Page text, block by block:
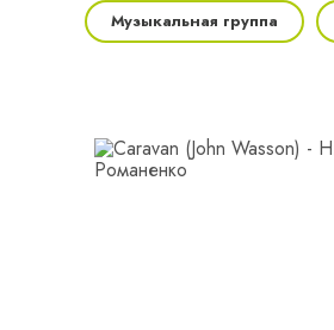
Музыкальная группа